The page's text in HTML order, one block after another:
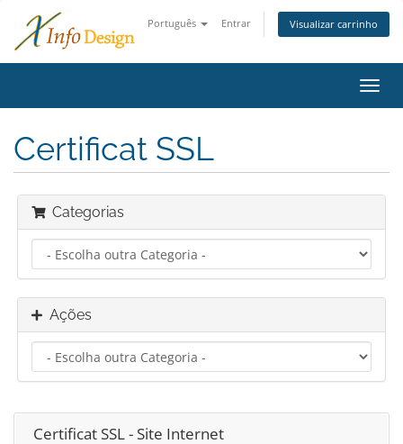
Português Entrar Visualizar carrinho
Certificat SSL
Categorias
Ações
Certificat SSL - Site Internet